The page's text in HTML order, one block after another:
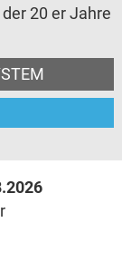
20 er Jahre